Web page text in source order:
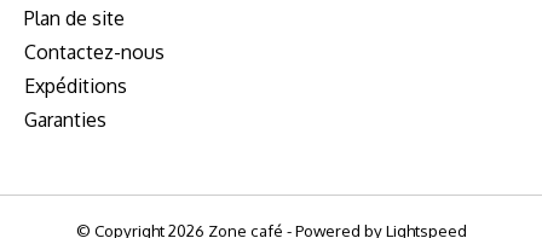
Plan de site
Contactez-nous
Expéditions
Garanties
© Copyright 2026 Zone café - Powered byLightspeed